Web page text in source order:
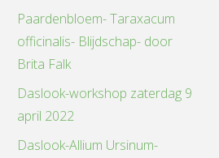
Paardenbloem- Taraxacum
officinalis- Blijdschap- door
Brita Falk
Daslook-workshop zaterdag 9
april 2022
Daslook-Allium Ursinum-